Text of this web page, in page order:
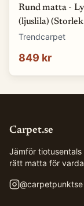
Rund matta -
(ljuslila)
cm)
Trendcarpet
849 kr
Carpet.se
Jämför
rätt matta för
@carpetpunktse